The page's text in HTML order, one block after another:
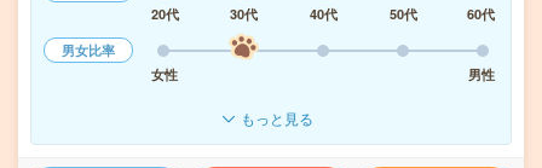
20代
30代 40代 50代
60代
男女比率
女性
男性
もっと見る